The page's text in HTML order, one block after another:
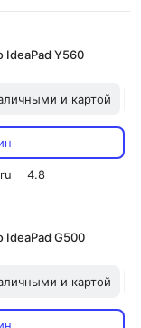
IdeaPad Y560
и картой
4.8
IdeaPad G500
и картой